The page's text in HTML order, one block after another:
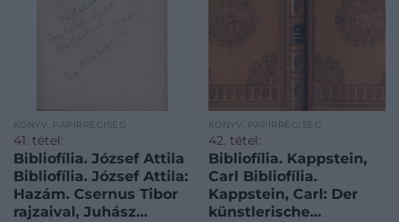
KÖNYV, PAPÍRRÉGISÉG
41. tétel:
Bibliofília. József Attila
Bibliofília. József Attila:
Hazám. Csernus Tibor
rajzaival, Juhász
KÖNYV, PAPÍRRÉGISÉG
42. tétel:
Bibliofília. Kappstein,
Carl Bibliofília.
Kappstein, Carl: Der
künstlerische